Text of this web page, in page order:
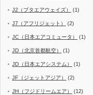
J2（ブタエアウェイズ） (1)
J7（アフリジェット） (2)
JC（日本エアコミュータ） (1)
JD（北京首都航空） (1)
JD（日本エアシステム） (1)
JF（ジェットアジア） (2)
JH（フジドリームエア） (12)